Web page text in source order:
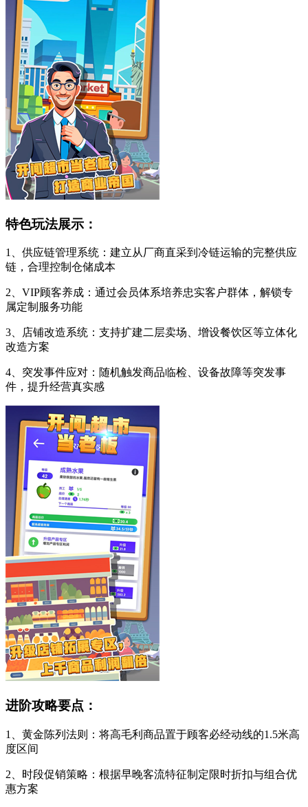
特色玩法展示：
1、供应链管理系统：建立从厂商直采到冷链运输的完整供应
链，合理控制仓储成本
2、VIP顾客养成：通过会员体系培养忠实客户群体，解锁专
属定制服务功能
3、店铺改造系统：支持扩建二层卖场、增设餐饮区等立体化
改造方案
4、突发事件应对：随机触发商品临检、设备故障等突发事
件，提升经营真实感
进阶攻略要点：
1、黄金陈列法则：将高毛利商品置于顾客必经动线的1.5米高
度区间
2、时段促销策略：根据早晚客流特征制定限时折扣与组合优
惠方案